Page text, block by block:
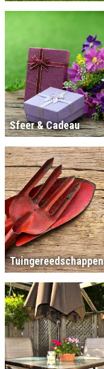
Sfeer & Cadeau
Tuingereedschappen